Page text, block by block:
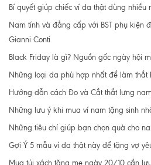
Bí quyết giúp chiếc ví da thật dùng nhiều
Nam tính và đẳng cấp với BST phụ kiện
Gianni Conti
Black Friday là gì? Nguồn gốc ngày hội
Những loại da phù hợp nhất để làm thắt
Hướng dẫn cách Đo và Cắt thắt lưng
Những lưu ý khi mua ví nam tặng sinh
Những tiêu chí giúp bạn chọn quà cho
Gợi Ý 5 mẫu ví da thật này để tặng vợ
Mua túi xách tặng mẹ ngày 20/10 cần